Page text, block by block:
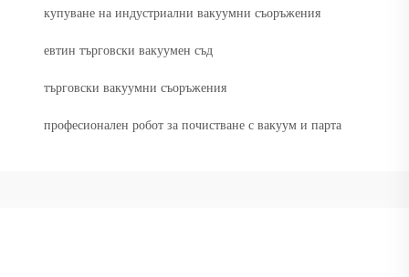
купуване на индустриални вакуумни съоръжения
евтин търговски вакуумен съд
търговски вакуумни съоръжения
професионален робот за почистване с вакуум и парта